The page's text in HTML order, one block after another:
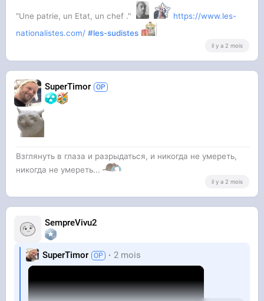
"Une patrie, un Etat, un chef ."
https://www.les-
nationalistes.com/ #les-sudistes
il y a 2 mois
SuperTimor
Взглянуть в глаза и разрыдаться, и никогда не умереть,
никогда не умереть...
il y a 2 mois
SempreVivu2
SuperTimor 2 mois